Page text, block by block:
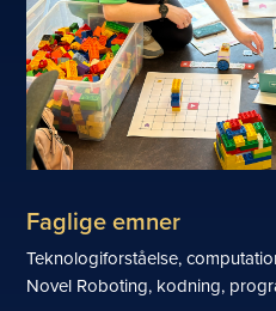
Faglige emner
Teknologiforståelse,
Novel Roboting, kodning,